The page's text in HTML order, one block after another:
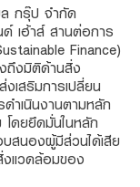
กรุ๊ป จำกัด
เฮ้าส์ สานต่อการ
Finance)
ถึงมิติด้านสิ่ง
งเสริมการเปลี่ยน
ำเนินงานตามหลัก
ดยยึดมั่นในหลัก
สนองผู้มีส่วนได้เสีย
งแวดล้อมของ